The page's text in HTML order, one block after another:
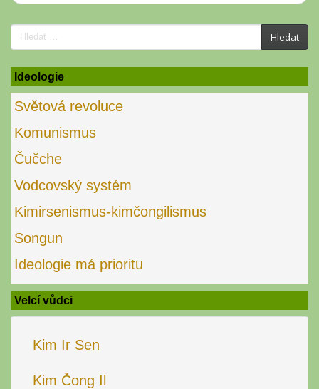
Search
for:
Hledat
Ideologie
Světová revoluce
Komunismus
Čučche
Vodcovský systém
Kimirsenismus-kimčongilismus
Songun
Ideologie má prioritu
Velcí vůdci
Kim Ir Sen
Kim Čong Il